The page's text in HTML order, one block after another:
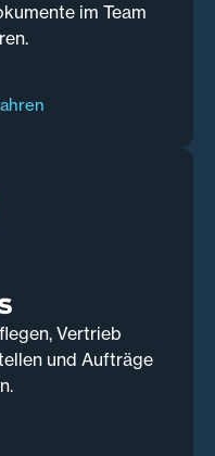
im Team
Vertrieb
und Aufträge